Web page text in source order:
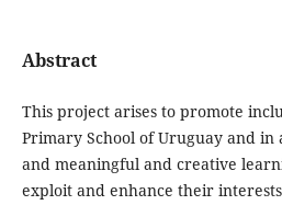
Abstract
This project arises to promote
Primary School of Uruguay and in
and meaningful and creative
exploit and enhance their